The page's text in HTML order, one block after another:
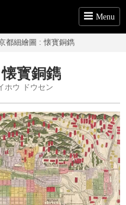
Menu
都細繪圖 : 懐寳銅鐫
寳銅鐫
ホウ ドウセン